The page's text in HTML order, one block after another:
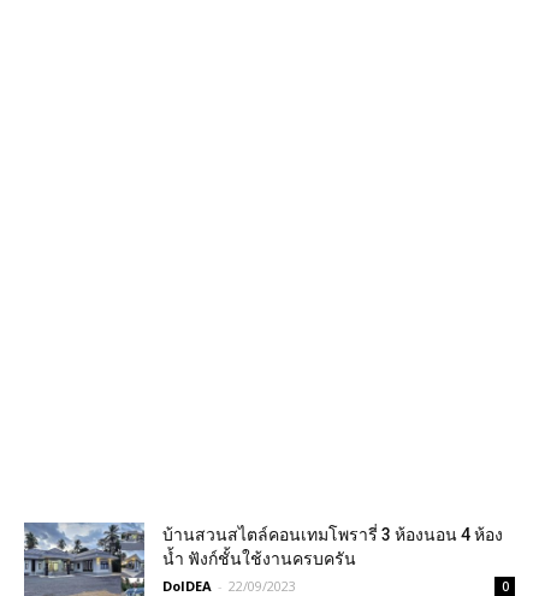
บ้านสวนสไตล์คอนเทมโพรารี่ 3 ห้องนอน​​ 4 ห้อง​
น้ำ ฟังก์ชั้นใช้งานครบครัน
DoIDEA - 22/09/2023 0